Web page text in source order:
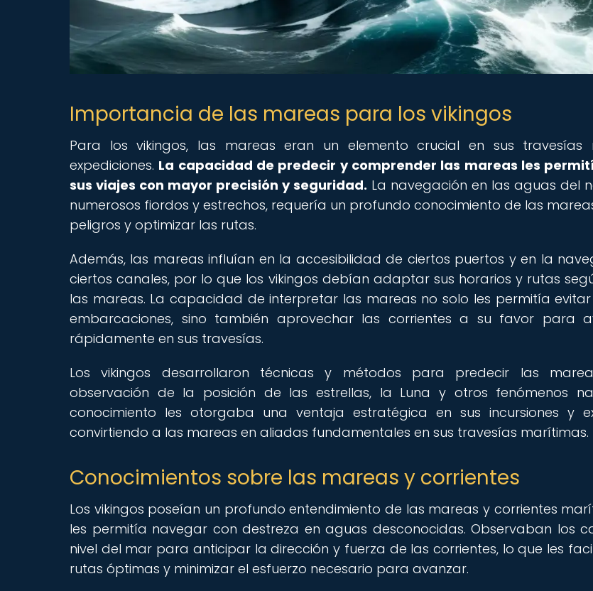
Importancia de las mareas para los vikingos
Para los vikingos, las mareas eran un elemento crucial en sus travesías
expediciones. La capacidad de predecir y comprender las mareas les
sus viajes con mayor precisión y seguridad. La navegación en las aguas del
numerosos fiordos y estrechos, requería un profundo conocimiento de las
peligros y optimizar las rutas.
Además, las mareas influían en la accesibilidad de ciertos puertos y en la
ciertos canales, por lo que los vikingos debían adaptar sus horarios y rutas
las mareas. La capacidad de interpretar las mareas no solo les permitía
embarcaciones, sino también aprovechar las corrientes a su favor para
rápidamente en sus travesías.
Los vikingos desarrollaron técnicas y métodos para predecir las
observación de la posición de las estrellas, la Luna y otros fenómenos
conocimiento les otorgaba una ventaja estratégica en sus incursiones y
convirtiendo a las mareas en aliadas fundamentales en sus travesías marítimas.
Conocimientos sobre las mareas y corrientes
Los vikingos poseían un profundo entendimiento de las mareas y corrientes
les permitía navegar con destreza en aguas desconocidas. Observaban los
nivel del mar para anticipar la dirección y fuerza de las corrientes, lo que les
rutas óptimas y minimizar el esfuerzo necesario para avanzar.